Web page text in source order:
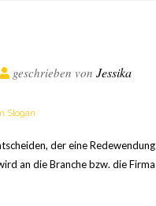
geschrieben von Jessika
der eine
an die Branche bzw. die